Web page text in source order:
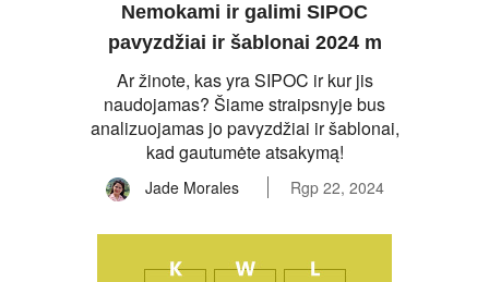
Nemokami ir galimi SIPOC
pavyzdžiai ir šablonai 2024 m
Ar žinote, kas yra SIPOC ir kur jis
naudojamas? Šiame straipsnyje bus
analizuojamas jo pavyzdžiai ir šablonai,
kad gautumėte atsakymą!
Jade Morales Rgp 22, 2024